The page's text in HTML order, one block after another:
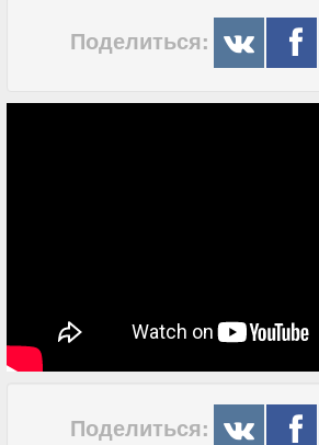
Поделиться:
Поделиться: